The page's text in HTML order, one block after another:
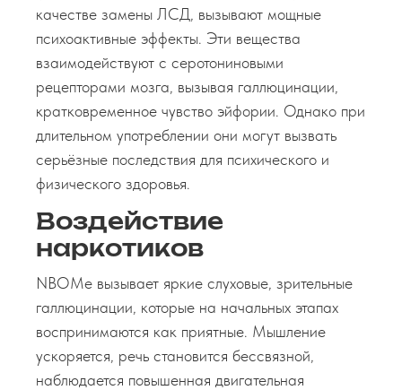
качестве замены ЛСД, вызывают мощные
психоактивные эффекты. Эти вещества
взаимодействуют с серотониновыми
рецепторами мозга, вызывая галлюцинации,
кратковременное чувство эйфории. Однако при
длительном употреблении они могут вызвать
серьёзные последствия для психического и
физического здоровья.
Воздействие
наркотиков
NBOMe вызывает яркие слуховые, зрительные
галлюцинации, которые на начальных этапах
воспринимаются как приятные. Мышление
ускоряется, речь становится бессвязной,
наблюдается повышенная двигательная